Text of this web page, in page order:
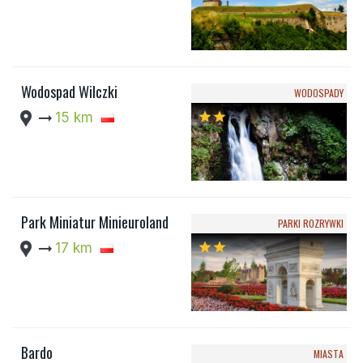
Wodospad Wilczki
location_pin arrow_right_alt 15 km
WODOSPADY
starstar
Park Miniatur Minieuroland
location_pin arrow_right_alt 17 km
PARKI ROZRYWKI
starstar
Bardo MIASTA